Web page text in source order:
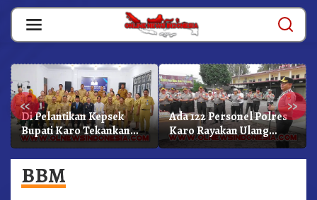
Skip
content
« »
Di Pelantikan Kepsek
Bupati Karo Tekankan
Kepemimpinan
Profesional Dongkrak
Mutu Pendidikan
Ada 122 Personel Polres
Karo Rayakan Ulang
Tahun Bersama
BBM